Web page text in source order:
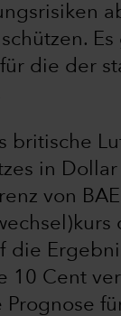
die der
britische
in
von
die
10 Cent